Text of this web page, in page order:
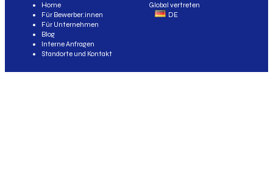
Global vertreten
DE
Home
Für Bewerber:innen
Für Unternehmen
Blog
Interne Anfragen
Standorte und Kontakt